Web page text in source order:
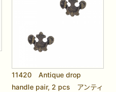
11420 Antique drop
handle pair, 2 pcs アンティ